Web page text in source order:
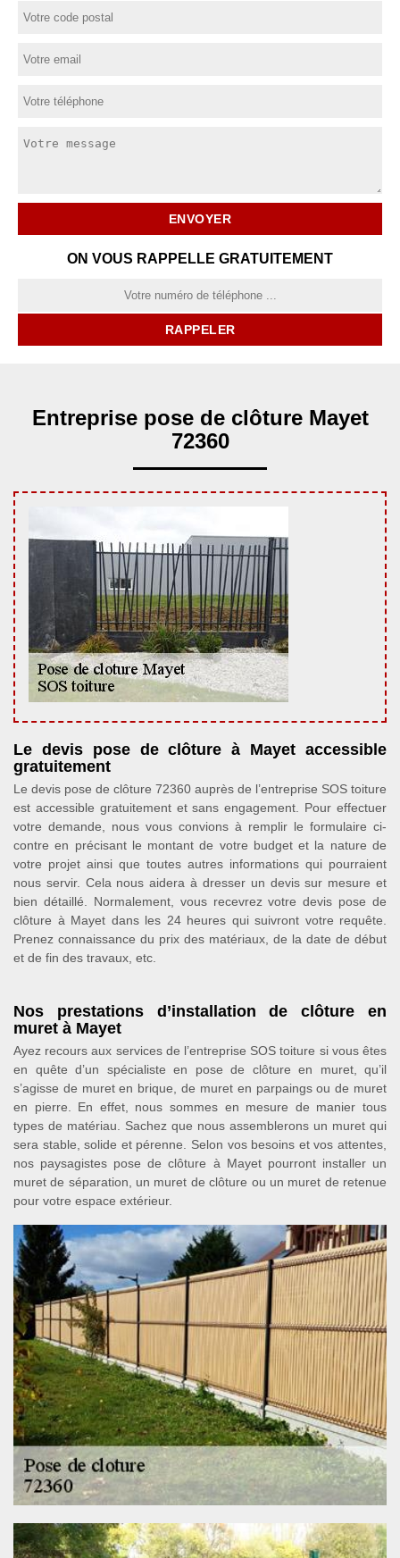
ON VOUS RAPPELLE GRATUITEMENT
Entreprise pose de clôture Mayet
72360
Le devis pose de clôture à Mayet accessible
gratuitement
Le devis pose de clôture 72360 auprès de l’entreprise SOS toiture
est accessible gratuitement et sans engagement. Pour effectuer
votre demande, nous vous convions à remplir le formulaire ci-
contre en précisant le montant de votre budget et la nature de
votre projet ainsi que toutes autres informations qui pourraient
nous servir. Cela nous aidera à dresser un devis sur mesure et
bien détaillé. Normalement, vous recevrez votre devis pose de
clôture à Mayet dans les 24 heures qui suivront votre requête.
Prenez connaissance du prix des matériaux, de la date de début
et de fin des travaux, etc.
Nos prestations d’installation de clôture en
muret à Mayet
Ayez recours aux services de l’entreprise SOS toiture si vous êtes
en quête d’un spécialiste en pose de clôture en muret, qu’il
s’agisse de muret en brique, de muret en parpaings ou de muret
en pierre. En effet, nous sommes en mesure de manier tous
types de matériau. Sachez que nous assemblerons un muret qui
sera stable, solide et pérenne. Selon vos besoins et vos attentes,
nos paysagistes pose de clôture à Mayet pourront installer un
muret de séparation, un muret de clôture ou un muret de retenue
pour votre espace extérieur.